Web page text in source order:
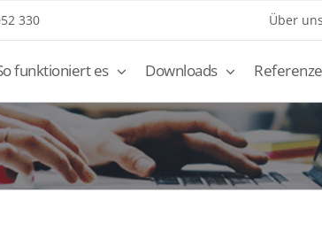
330 Über uns
funktioniert es Downloads